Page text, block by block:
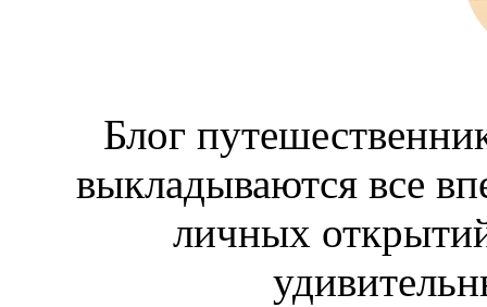
Блог
выкладываются все
личных